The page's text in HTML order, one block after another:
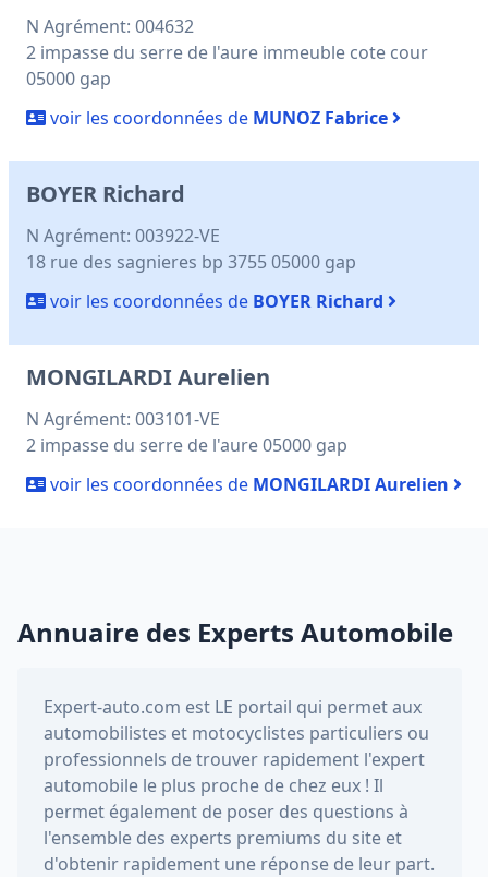
N Agrément: 004632
2 impasse du serre de l'aure immeuble cote cour
05000 gap
voir les coordonnées de MUNOZ Fabrice
BOYER Richard
N Agrément: 003922-VE
18 rue des sagnieres bp 3755 05000 gap
voir les coordonnées de BOYER Richard
MONGILARDI Aurelien
N Agrément: 003101-VE
2 impasse du serre de l'aure 05000 gap
voir les coordonnées de MONGILARDI Aurelien
Annuaire des Experts Automobile
Expert-auto.com est LE portail qui permet aux
automobilistes et motocyclistes particuliers ou
professionnels de trouver rapidement l'expert
automobile le plus proche de chez eux ! Il
permet également de poser des questions à
l'ensemble des experts premiums du site et
d'obtenir rapidement une réponse de leur part.